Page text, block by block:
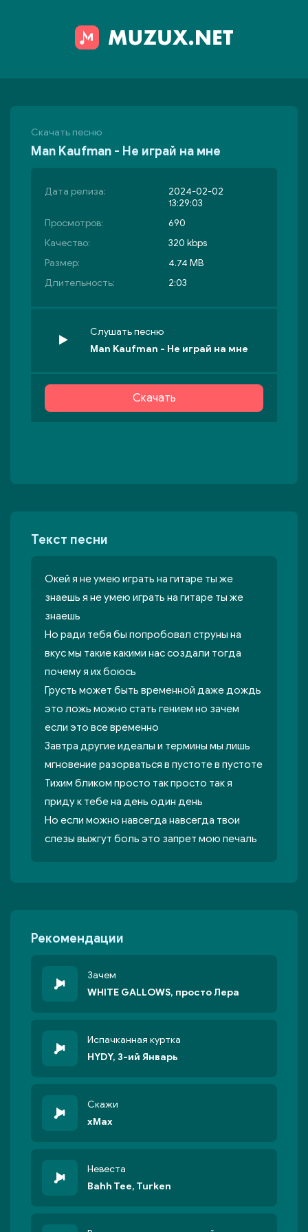
Скачать песню
Man Kaufman - Не играй на мне
Дата релиза:
2024-02-02
13:29:03
Просмотров:
690
Качество:
320 kbps
Размер:
4.74 MB
Длительность:
2:03
Слушать песню
Man Kaufman - Не играй на мне
Скачать
Текст песни
Окей я не умею играть на гитаре ты же
знаешь я не умею играть на гитаре ты же
знаешь
Но ради тебя бы попробовал струны на
вкус мы такие какими нас создали тогда
почему я их боюсь
Грусть может быть временной даже дождь
это ложь можно стать гением но зачем
если это все временно
Завтра другие идеалы и термины мы лишь
мгновение разорваться в пустоте в пустоте
Тихим бликом просто так просто так я
приду к тебе на день один день
Но если можно навсегда навсегда твои
слезы выжгут боль это запрет мою печаль
Рекомендации
Зачем
WHITE GALLOWS, просто Лера
Испачканная куртка
HYDY, 3-ий Январь
Скажи
xMax
Невеста
Bahh Tee, Turken